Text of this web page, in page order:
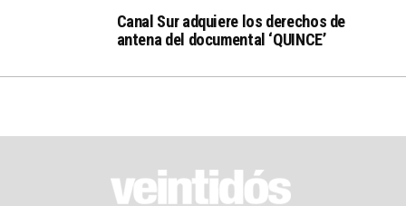
Canal Sur adquiere los derechos de
antena del documental ‘QUINCE’